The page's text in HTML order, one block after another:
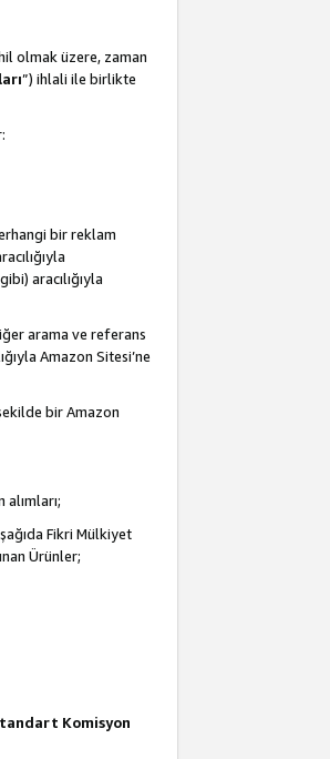
olmak üzere, zaman
”) ihlali ile birlikte
bir reklam
aracılığıyla
arama ve referans
Amazon Sitesi’ne
bir Amazon
Fikri Mülkiyet
Ürünler;
Komisyon